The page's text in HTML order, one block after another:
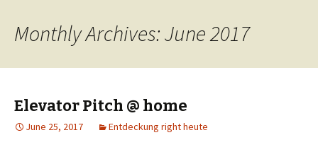
Monthly Archives: June 2017
Elevator Pitch @ home
June 25, 2017 Entdeckung right heute